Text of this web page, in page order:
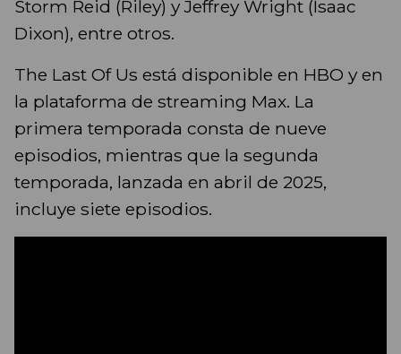
Storm Reid (Riley) y Jeffrey Wright (Isaac
Dixon), entre otros.
​The Last Of Us está disponible en HBO y en
la plataforma de streaming Max. La
primera temporada consta de nueve
episodios, mientras que la segunda
temporada, lanzada en abril de 2025,
incluye siete episodios.